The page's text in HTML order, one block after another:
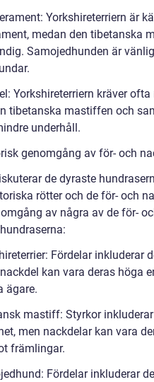
Yorkshireterriern är
medan den tibetanska
Samojedhunden är
Yorkshireterriern kräver
tibetanska mastiffen och
underhåll.
genomgång av för- och
de dyraste
rötter och de för- och
av några av de för-
Fördelar inkluderar
kan vara deras höga
ägare.
mastiff: Styrkor
men nackdelar kan vara
främlingar.
Fördelar inkluderar